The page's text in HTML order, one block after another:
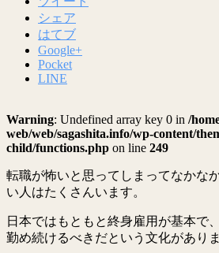
シェア
はてブ
Google+
Pocket
LINE
Warning: Undefined array key 0 in /
web/web/sagashita.info/wp-content/
child/functions.php on line 249
転職が怖いと思ってしまってなかな
い人はたくさんいます。
日本ではもともと終身雇用が基本で
勤め続けるべきだという文化がありま